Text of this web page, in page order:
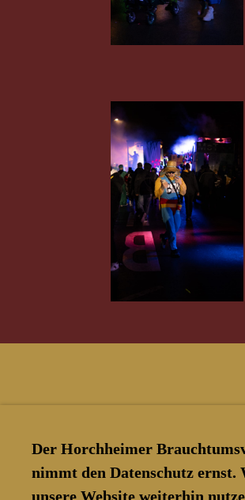
Der Horchheimer
nimmt den Datenschutz ernst.
unsere Website weiterhin